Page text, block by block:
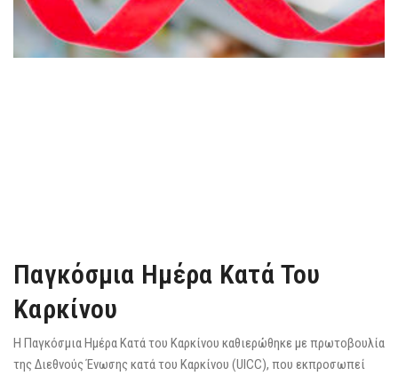
Παγκόσμια Ημέρα Κατά Του
Καρκίνου
Η Παγκόσμια Ημέρα Κατά του Καρκίνου καθιερώθηκε με πρωτοβουλία
της Διεθνούς Ένωσης κατά του Καρκίνου (UICC), που εκπροσωπεί